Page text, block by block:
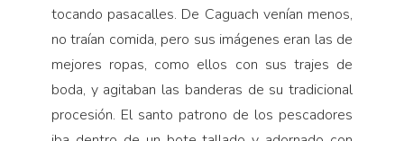
tocando pasacalles. De Caguach venían menos,
no traían comida, pero sus imágenes eran las de
mejores ropas, como ellos con sus trajes de
boda, y agitaban las banderas de su tradicional
procesión. El santo patrono de los pescadores